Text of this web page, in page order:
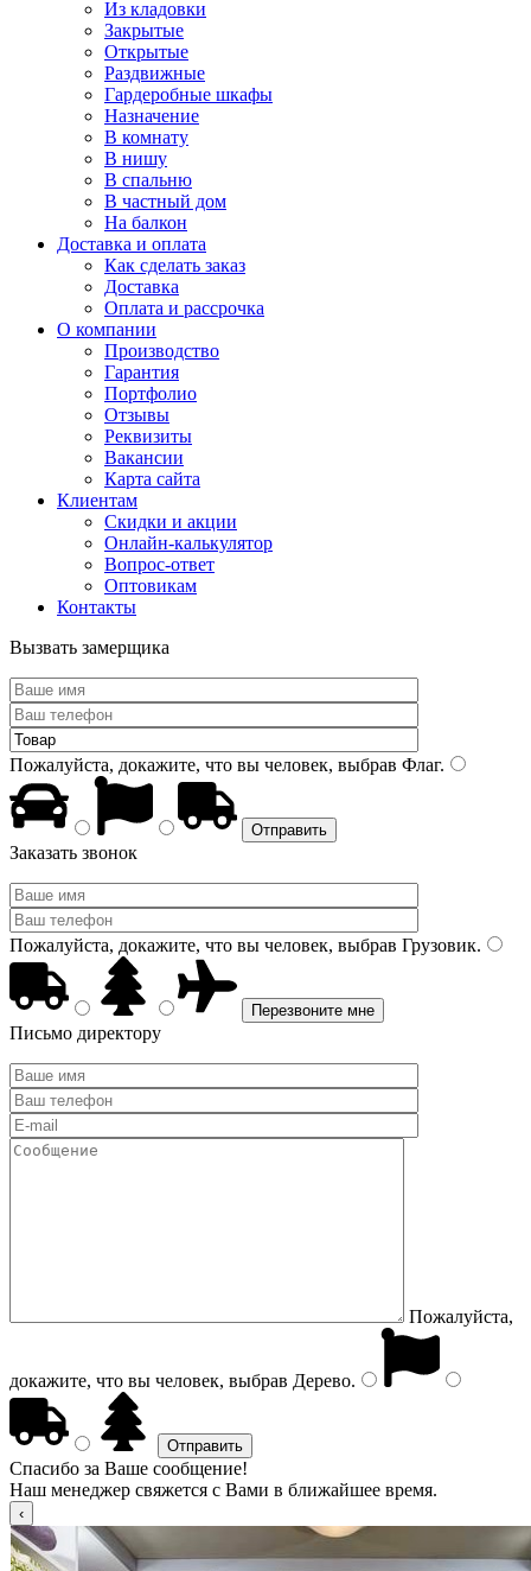
Из кладовки
Закрытые
Открытые
Раздвижные
Гардеробные шкафы
Назначение
В комнату
В нишу
В спальню
В частный дом
На балкон
Доставка и оплата
Как сделать заказ
Доставка
Оплата и рассрочка
О компании
Производство
Гарантия
Портфолио
Отзывы
Реквизиты
Вакансии
Карта сайта
Клиентам
Скидки и акции
Онлайн-калькулятор
Вопрос-ответ
Оптовикам
Контакты
Вызвать замерщика
Пожалуйста, докажите, что вы человек, выбрав Флаг.
Заказать звонок
Пожалуйста, докажите, что вы человек, выбрав Грузовик.
Письмо директору
Пожалуйста,
докажите, что вы человек, выбрав Дерево.
Спасибо за Ваше сообщение!
Наш менеджер свяжется с Вами в ближайшее время.